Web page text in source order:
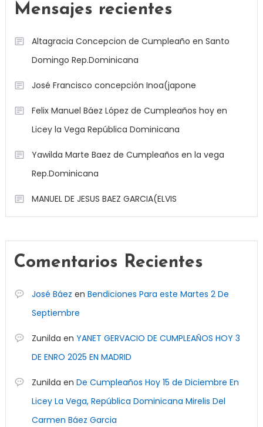
Mensajes recientes
Altagracia Concepcion de Cumpleaño en Santo
Domingo Rep.Dominicana
José Francisco concepción Inoa(japone
Felix Manuel Báez López de Cumpleaños hoy en
Licey la Vega República Dominicana
Yawilda Marte Baez de Cumpleaños en la vega
Rep.Dominicana
MANUEL DE JESUS BAEZ GARCIA(ELVIS
Comentarios Recientes
José Báez en Bendiciones Para este Martes 2 De
Septiembre
Zunilda en YANET GERVACIO DE CUMPLEAÑOS HOY 3
DE ENRO 2025 EN MADRID
Zunilda en De Cumpleaños Hoy 15 de Diciembre En
Licey La Vega, República Dominicana Mirelis Del
Carmen Báez Garcia